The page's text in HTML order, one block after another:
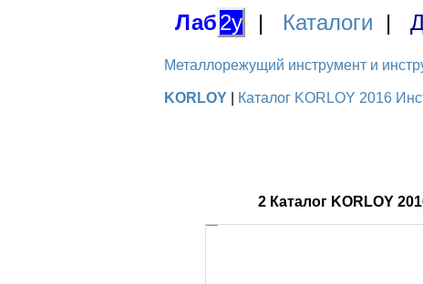
Лаб2у | Каталоги |
Металлорежущий инструмент и
KORLOY Каталог KORLOY 2016
2 Каталог KORLOY